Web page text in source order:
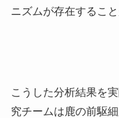
ニズムが存在するこ
こうした分析結果を
究チームは鹿の前駆